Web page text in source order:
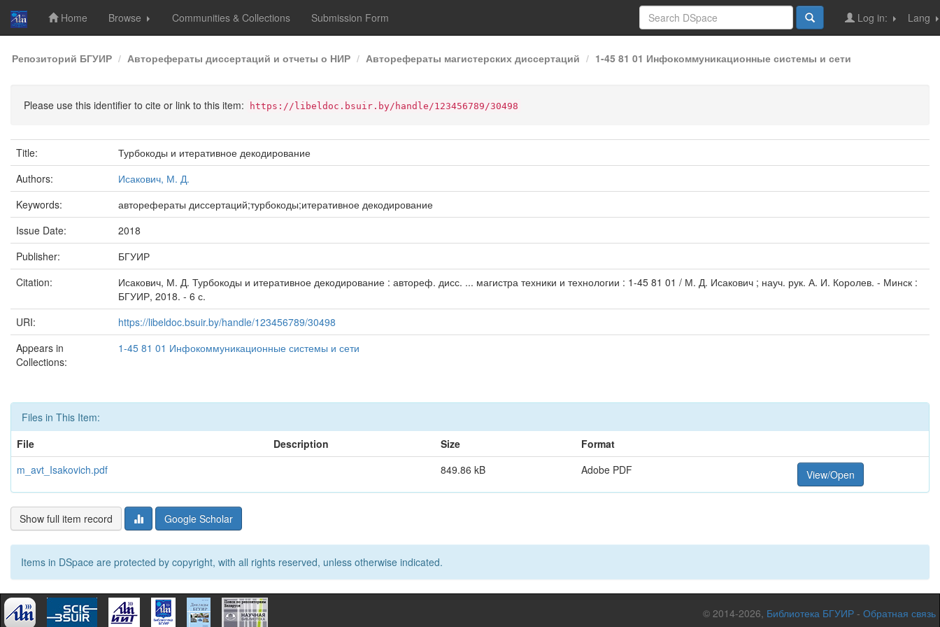
Skip
navigation
Home Browse Communities & Collections Submission Form Lang
Log in:
Репозиторий БГУИР Авторефераты диссертаций и отчеты о НИР Авторефераты магистерских диссертаций 1-45 81 01 Инфокоммуникационные системы и сети
Please use this identifier to cite or link to this item: https://libeldoc.bsuir.by/handle/123456789/30498
Title:
Турбокоды и итеративное декодирование
Authors:
Исакович, М. Д.
Keywords:
авторефераты диссертаций;турбокоды;итеративное декодирование
Issue Date:
2018
Publisher:
БГУИР
Citation:
Исакович, М. Д. Турбокоды и итеративное декодирование : автореф. дисс. ... магистра техники и технологии : 1-45 81 01 / М. Д. Исакович ; науч. рук. А. И. Королев. - Минск :
БГУИР, 2018. - 6 с.
URI:
https://libeldoc.bsuir.by/handle/123456789/30498
Appears in
Collections:
1-45 81 01 Инфокоммуникационные системы и сети
Files in This Item:
File
Description Size
Format
m_avt_Isakovich.pdf
849.86 kB Adobe PDF View/Open
Show full item record Google Scholar
Items in DSpace are protected by copyright, with all rights reserved, unless otherwise indicated.
© 2014-2026, Библиотека БГУИР - Обратная связь